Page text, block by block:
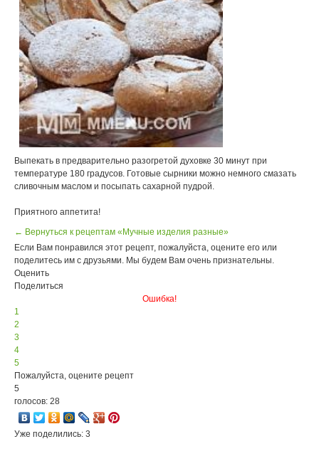
Выпекать в предварительно разогретой духовке 30 минут при
температуре 180 градусов. Готовые сырники можно немного смазать
сливочным маслом и посыпать сахарной пудрой.
Приятного аппетита!
← Вернуться к рецептам «Мучные изделия разные»
Если Вам понравился этот рецепт, пожалуйста, оцените его или
поделитесь им с друзьями. Мы будем Вам очень признательны.
Оценить
Поделиться
Ошибка!
1
2
3
4
5
Пожалуйста, оцените рецепт
5
голосов: 28
Уже поделились: 3